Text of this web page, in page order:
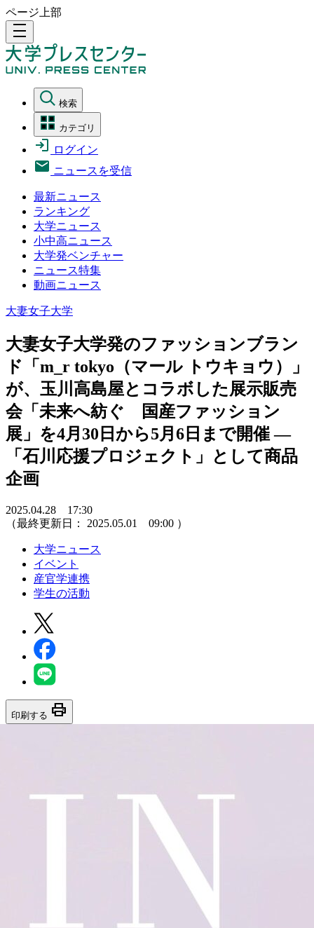
ページ上部
density_medium
検索
カテゴリ
ログイン
ニュースを受信
最新ニュース
ランキング
大学ニュース
小中高ニュース
大学発ベンチャー
ニュース特集
動画ニュース
大妻女子大学
大妻女子大学発のファッションブラン
ド「m_r tokyo（マール トウキョウ）」
が、玉川高島屋とコラボした展示販売
会「未来へ紡ぐ 国産ファッション
展」を4月30日から5月6日まで開催 ―
「石川応援プロジェクト」として商品
企画
2025.04.28 17:30
（最終更新日： 2025.05.01 09:00 ）
大学ニュース
イベント
産官学連携
学生の活動
印刷する print